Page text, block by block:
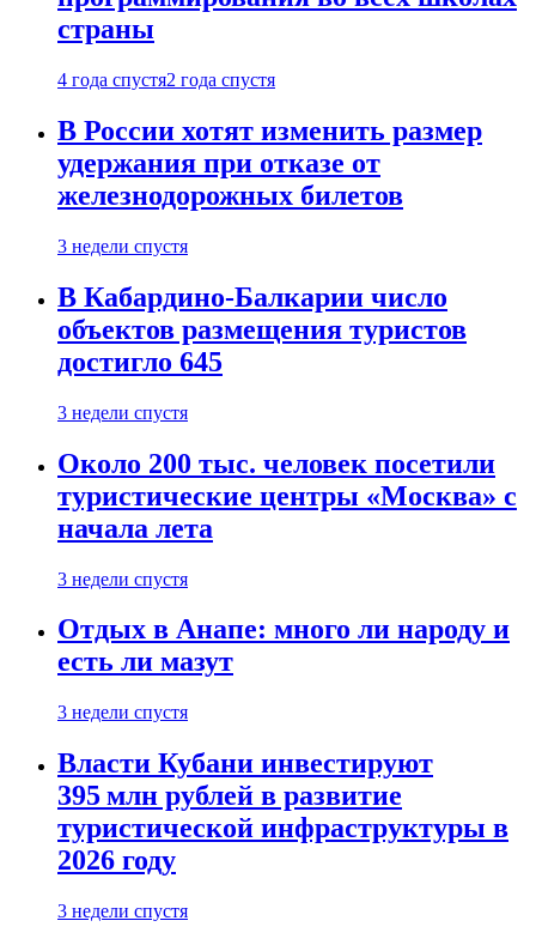
страны
4 года спустя2 года спустя
В России хотят изменить размер
удержания при отказе от
железнодорожных билетов
3 недели спустя
В Кабардино-Балкарии число
объектов размещения туристов
достигло 645
3 недели спустя
Около 200 тыс. человек посетили
туристические центры «Москва» с
начала лета
3 недели спустя
Отдых в Анапе: много ли народу и
есть ли мазут
3 недели спустя
Власти Кубани инвестируют
395 млн рублей в развитие
туристической инфраструктуры в
2026 году
3 недели спустя